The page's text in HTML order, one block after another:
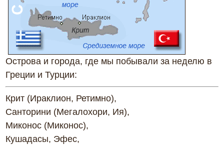
Острова и города, где мы побывали за неделю в
Греции и Турции:
Крит (Ираклион, Ретимно),
Санторини (Мегалохори, Ия),
Миконос (Миконос),
Кушадасы, Эфес,